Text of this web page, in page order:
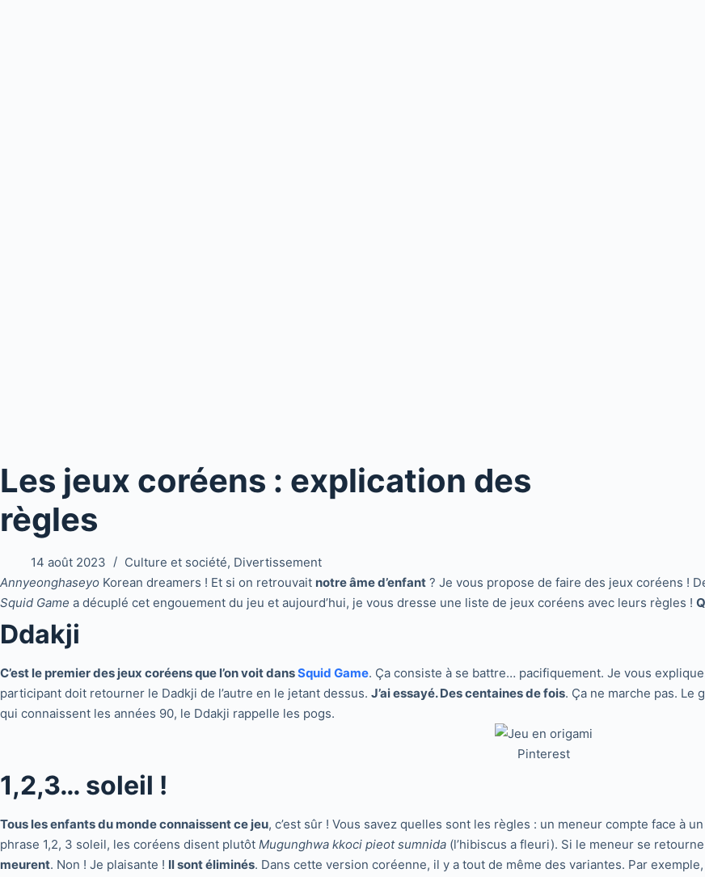
Les jeux coréens : explication des
règles
14 août 2023 Culture et société, Divertissement
Annyeonghaseyo Korean dreamers ! Et si on retrouvait notre âme d’enfant ? Je vous propose de faire des jeux coréens !
Squid Game a décuplé cet engouement du jeu et aujourd’hui, je vous dresse une liste de jeux coréens avec leurs règles !
Ddakji
C’est le premier des jeux coréens que l’on voit dansSquid Game. Ça consiste à se battre… pacifiquement. Je vous
participant doit retourner le Dadkji de l’autre en le jetant dessus. J’ai essayé. Des centaines de fois. Ça ne marche pas. Le
qui connaissent les années 90, le Ddakji rappelle les pogs.
Pinterest
1,2,3… soleil !
Tous les enfants du monde connaissent ce jeu, c’est sûr ! Vous savez quelles sont les règles : un meneur compte face à
phrase 1,2, 3 soleil, les coréens disent plutôt Mugunghwa kkoci pieot sumnida (l’hibiscus a fleuri). Si le meneur se
meurent. Non ! Je plaisante ! Il sont éliminés. Dans cette version coréenne, il y a tout de même des variantes. Par